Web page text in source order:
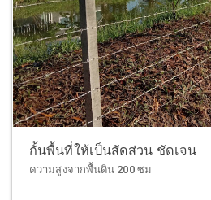
กั้นพื้นที่ให้เป็นสัดส่วน ชัดเจน
ความสูงจากพื้นดิน 200 ซม